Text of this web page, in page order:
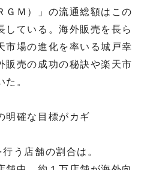
ＧＭ）」の流通総額はこの
している。海外販売を長ら
市場の進化を率いる城戸幸
販売の成功の秘訣や楽天市
た。
明確な目標がカギ
う店舗の割合は。